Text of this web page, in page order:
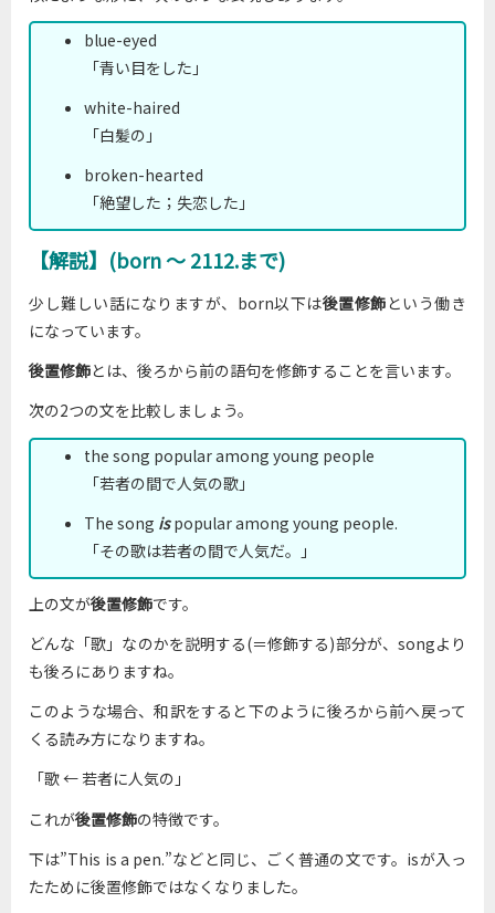
blue-eyed
「青い目をした」
white-haired
「白髪の」
broken-hearted
「絶望した；失恋した」
【解説】(born ～ 2112.まで)
少し難しい話になりますが、born以下は後置修飾という働き
になっています。
後置修飾とは、後ろから前の語句を修飾することを言います。
次の2つの文を比較しましょう。
the song popular among young people
「若者の間で人気の歌」
The song ispopular among young people.
「その歌は若者の間で人気だ。」
上の文が後置修飾です。
どんな「歌」なのかを説明する(＝修飾する)部分が、songより
も後ろにありますね。
このような場合、和訳をすると下のように後ろから前へ戻って
くる読み方になりますね。
「歌 ← 若者に人気の」
これが後置修飾の特徴です。
下は”This is a pen.”などと同じ、ごく普通の文です。isが入っ
たために後置修飾ではなくなりました。